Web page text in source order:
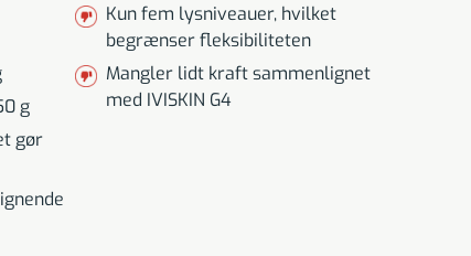
g
gør
Kun fem lysniveauer, hvilket
begrænser fleksibiliteten
Mangler lidt kraft sammenlignet
med IVISKIN G4